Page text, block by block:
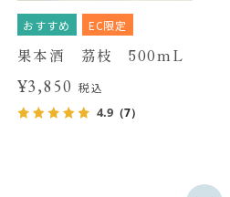
おすすめ EC限定
果本酒 茘枝 500mL
¥3,850税込
4.9（7）